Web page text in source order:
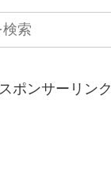
スポンサーリンク